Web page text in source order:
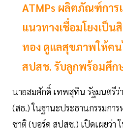
ATMPs ผลิตภัณฑ์กา
แนวทางเชื่อมโยงเป็
ทอง ดูแลสุขภาพให้คน
สปสช. รับลูกพร้อมศึ
นายสมศักดิ์ เทพสุทิน รัฐมนตรีว่
(สธ.) ในฐานะประธานกรรมกา
ชาติ (บอร์ด สปสช.) เปิดเผยว่า